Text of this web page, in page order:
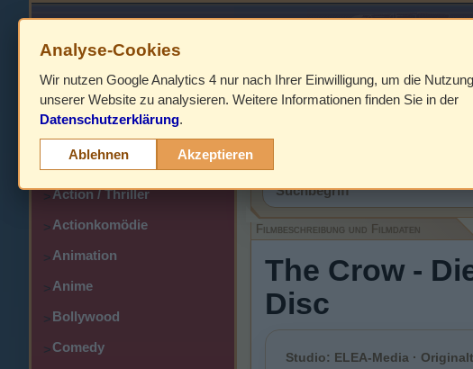
HOME
>
> Action
>Action / Thriller
>Actionkomödie
>Animation
>Anime
>Bollywood
>Comedy
Filmbeschreibung, Cover
Filmbeschreibung und Filmdaten
The Crow -
Disc
Studio: ELEA-Media ·
Analyse-Cookies
Wir nutzen Google Analytics 4 nur nach Ihrer Einwilligung, um die Nutzung
unserer Website zu analysieren. Weitere Informationen finden Sie in der
Datenschutzerklärung.
Ablehnen Akzeptieren